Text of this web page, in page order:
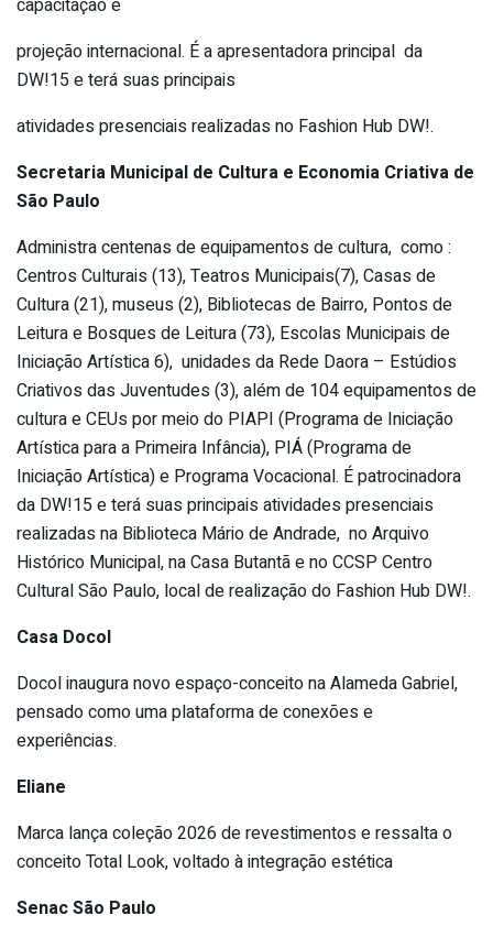
capacitação e
projeção internacional. É a apresentadora principal da
DW!15 e terá suas principais
atividades presenciais realizadas no Fashion Hub DW!.
Secretaria Municipal de Cultura e Economia Criativa de
São Paulo
Administra centenas de equipamentos de cultura, como :
Centros Culturais (13), Teatros Municipais(7), Casas de
Cultura (21), museus (2), Bibliotecas de Bairro, Pontos de
Leitura e Bosques de Leitura (73), Escolas Municipais de
Iniciação Artística 6), unidades da Rede Daora – Estúdios
Criativos das Juventudes (3), além de 104 equipamentos de
cultura e CEUs por meio do PIAPI (Programa de Iniciação
Artística para a Primeira Infância), PIÁ (Programa de
Iniciação Artística) e Programa Vocacional. É patrocinadora
da DW!15 e terá suas principais atividades presenciais
realizadas na Biblioteca Mário de Andrade, no Arquivo
Histórico Municipal, na Casa Butantã e no CCSP Centro
Cultural São Paulo, local de realização do Fashion Hub DW!.
Casa Docol
Docol inaugura novo espaço-conceito na Alameda Gabriel,
pensado como uma plataforma de conexões e
experiências.
Eliane
Marca lança coleção 2026 de revestimentos e ressalta o
conceito Total Look, voltado à integração estética
Senac São Paulo